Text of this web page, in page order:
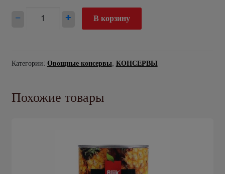
−
Количество
Bonduelle
+ В корзину
Категории: Овощные консервы, КОНСЕРВЫ
Похожие товары